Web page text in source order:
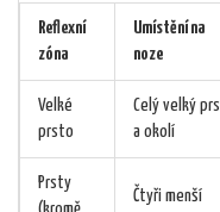
Reflexní
zóna
Umístění na
noze
Velké
prsto
Celý velký
a okolí
Prsty
Čtyři menší